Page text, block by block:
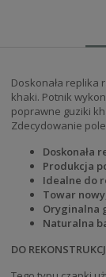
Doskonała replika
khaki. Potnik
poprawne guziki
Zdecydowanie
Doskonała
Produkcja
Idealne do
Towar
Oryginalna
Naturalna
DO